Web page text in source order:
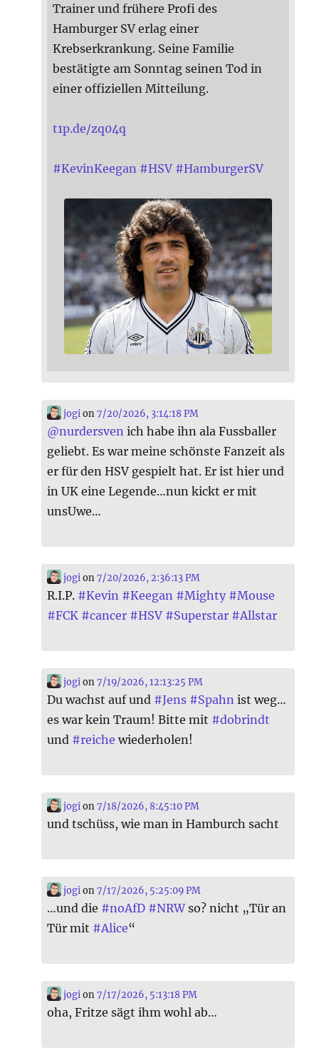
Trainer und frühere Profi des
Hamburger SV erlag einer
Krebserkrankung. Seine Familie
bestätigte am Sonntag seinen Tod in
einer offiziellen Mitteilung.
t1p.de/zq04q
#KevinKeegan #HSV #HamburgerSV
jogion7/20/2026, 3:14:18 PM
@nurdersven ich habe ihn ala Fussballer
geliebt. Es war meine schönste Fanzeit als
er für den HSV gespielt hat. Er ist hier und
in UK eine Legende…nun kickt er mit
unsUwe…
jogion7/20/2026, 2:36:13 PM
R.I.P. #Kevin #Keegan #Mighty #Mouse
#FCK #cancer #HSV #Superstar #Allstar
jogion7/19/2026, 12:13:25 PM
Du wachst auf und #Jens #Spahn ist weg…
es war kein Traum! Bitte mit #dobrindt
und #reiche wiederholen!
jogion7/18/2026, 8:45:10 PM
und tschüss, wie man in Hamburch sacht
jogion7/17/2026, 5:25:09 PM
…und die #noAfD #NRWso? nicht „Tür an
Tür mit #Alice“
jogion7/17/2026, 5:13:18 PM
oha, Fritze sägt ihm wohl ab…